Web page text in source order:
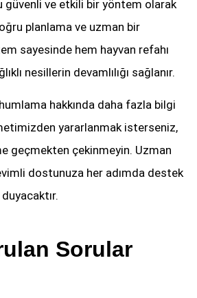
güvenli ve etkili bir yöntem olarak
planlama ve uzman bir
sayesinde hem hayvan refahı
nesillerin devamlılığı sağlanır.
hakkında daha fazla bilgi
yararlanmak isterseniz,
geçmekten çekinmeyin. Uzman
dostunuza her adımda destek
Sorular